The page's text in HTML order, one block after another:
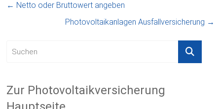
← Netto oder Bruttowert angeben
Photovoltaikanlagen Ausfallversicherung →
Zur Photovoltaikversicherung